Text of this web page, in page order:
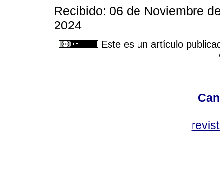
Recibido: 06 de Noviembre
2024
Este es un artículo